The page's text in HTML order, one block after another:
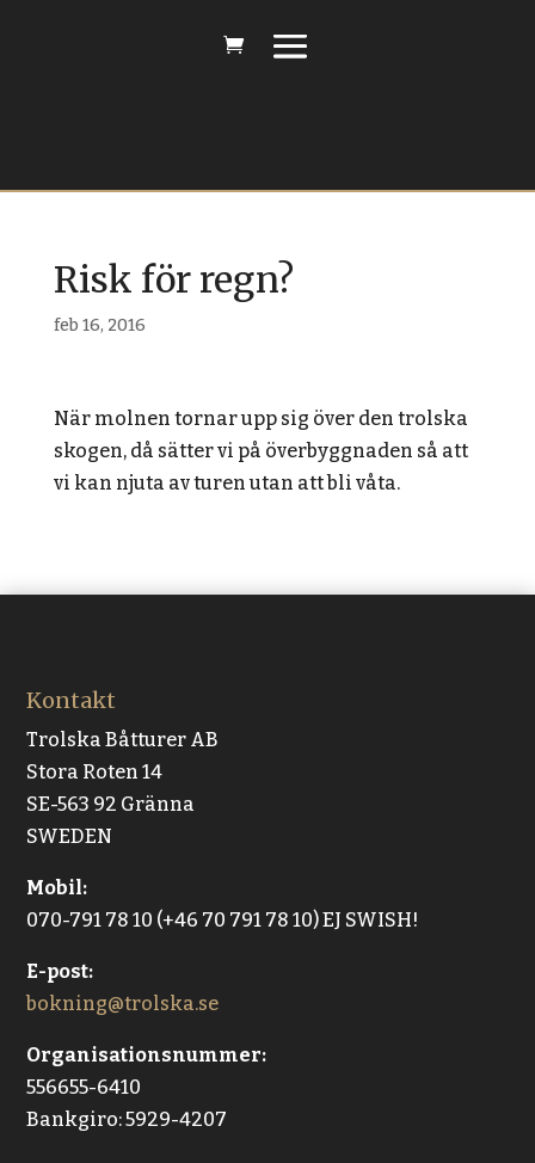
Risk för regn?
feb 16, 2016
När molnen tornar upp sig över den trolska
skogen, då sätter vi på överbyggnaden så att
vi kan njuta av turen utan att bli våta.
Kontakt
Trolska Båtturer AB
Stora Roten 14
SE-563 92 Gränna
SWEDEN
Mobil:
070-791 78 10 (+46 70 791 78 10) EJ SWISH!
E-post:
bokning@trolska.se
Organisationsnummer:
556655-6410
Bankgiro: 5929-4207